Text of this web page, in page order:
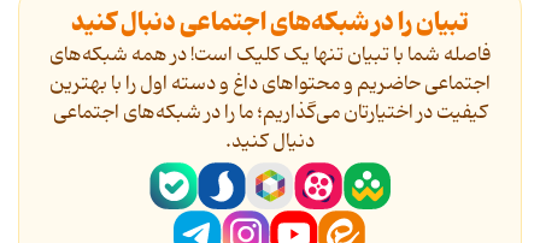
تبیان را در شبکه‌های اجتماعی دنبال کنید
فاصله شما با تبیان تنها یک کلیک است! در همه شبکه‌های
اجتماعی حاضریم و محتواهای داغ و دسته اول را با بهترین
کیفیت در اختیارتان می‌گذاریم؛ ما را در شبکه‌های اجتماعی
دنیال کنید.